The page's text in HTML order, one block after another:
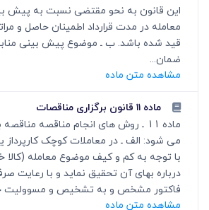
این قانون به نحو مقتضی نسبت به پیش
معامله در مدت قرارداد اطمینان حاصل و
قید شده باشد. ب ـ موضوع پیش بینی
ضمان...
مشاهده متن ماده
ماده ۱۱ قانون برگزاری مناقصات
ماده 11 ـ روش های انجام مناقصه
می شود: الف ـ در معاملات کوچک کارپرداز
با توجه به کم و کیف موضوع معامله
درباره بهای آن تحقیق نماید و با رعایت
فاکتور مشخص و به تشخیص و مسوولیت
مشاهده متن ماده